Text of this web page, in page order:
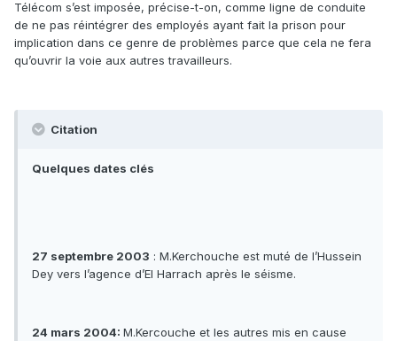
Télécom s’est imposée, précise-t-on, comme ligne de conduite
de ne pas réintégrer des employés ayant fait la prison pour
implication dans ce genre de problèmes parce que cela ne fera
qu’ouvrir la voie aux autres travailleurs.
Citation
Quelques dates clés
27 septembre 2003 : M.Kerchouche est muté de l’Hussein
Dey vers l’agence d’El Harrach après le séisme.
24 mars 2004: M.Kercouche et les autres mis en cause